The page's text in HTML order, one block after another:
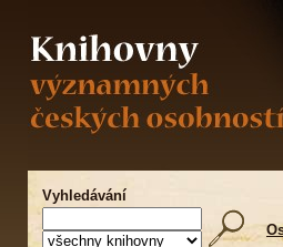
Vyhledávání